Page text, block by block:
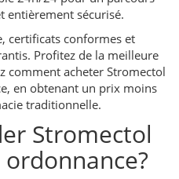
entièrement sécurisé.
certificats conformes et
Profitez de la meilleure
comment acheter Stromectol
en obtenant un prix moins
traditionnelle.
Stromectol